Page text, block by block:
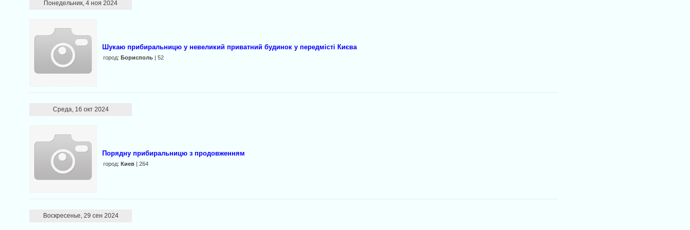
Понедельник, 4 ноя 2024
Шукаю прибиральницю у невеликий приватний будинок у передмісті Києва
город:Борисполь | 52
Среда, 16 окт 2024
Порядну прибиральницю з продовженням
город:Киев | 264
Воскресенье, 29 сен 2024